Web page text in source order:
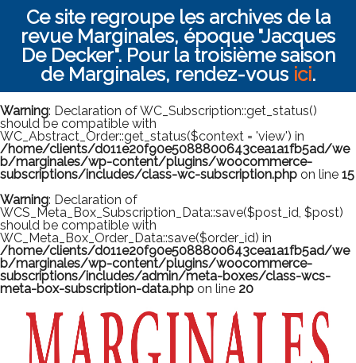
Ce site regroupe les archives de la
revue Marginales, époque "Jacques
De Decker". Pour la troisième saison
de Marginales, rendez-vous ici.
Warning: Declaration of WC_Subscription::get_status()
should be compatible with
WC_Abstract_Order::get_status($context = 'view') in
/home/clients/d011e20f90e5088800643cea1a1fb5ad/we
b/marginales/wp-content/plugins/woocommerce-
subscriptions/includes/class-wc-subscription.php on line 15
Warning: Declaration of
WCS_Meta_Box_Subscription_Data::save($post_id, $post)
should be compatible with
WC_Meta_Box_Order_Data::save($order_id) in
/home/clients/d011e20f90e5088800643cea1a1fb5ad/we
b/marginales/wp-content/plugins/woocommerce-
subscriptions/includes/admin/meta-boxes/class-wcs-
meta-box-subscription-data.php on line 20